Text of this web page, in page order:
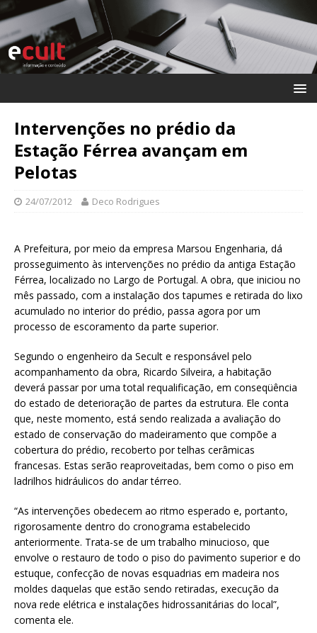
Intervenções no prédio da
Estação Férrea avançam em
Pelotas
24/07/2012 Deco Rodrigues
A Prefeitura, por meio da empresa Marsou Engenharia, dá
prosseguimento às intervenções no prédio da antiga Estação
Férrea, localizado no Largo de Portugal. A obra, que iniciou no
mês passado, com a instalação dos tapumes e retirada do lixo
acumulado no interior do prédio, passa agora por um
processo de escoramento da parte superior.
Segundo o engenheiro da Secult e responsável pelo
acompanhamento da obra, Ricardo Silveira, a habitação
deverá passar por uma total requalificação, em conseqüência
do estado de deterioração de partes da estrutura. Ele conta
que, neste momento, está sendo realizada a avaliação do
estado de conservação do madeiramento que compõe a
cobertura do prédio, recoberto por telhas cerâmicas
francesas. Estas serão reaproveitadas, bem como o piso em
ladrilhos hidráulicos do andar térreo.
“As intervenções obedecem ao ritmo esperado e, portanto,
rigorosamente dentro do cronograma estabelecido
anteriormente. Trata-se de um trabalho minucioso, que
envolve o restauro de todo o piso do pavimento superior e do
estuque, confecção de novas esquadrias em madeira nos
moldes daquelas que estão sendo retiradas, execução da
nova rede elétrica e instalações hidrossanitárias do local”,
comenta ele.